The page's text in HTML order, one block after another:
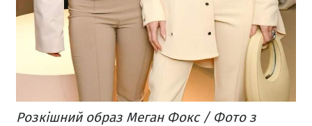
Розкішний образ Меган Фокс / Фото з